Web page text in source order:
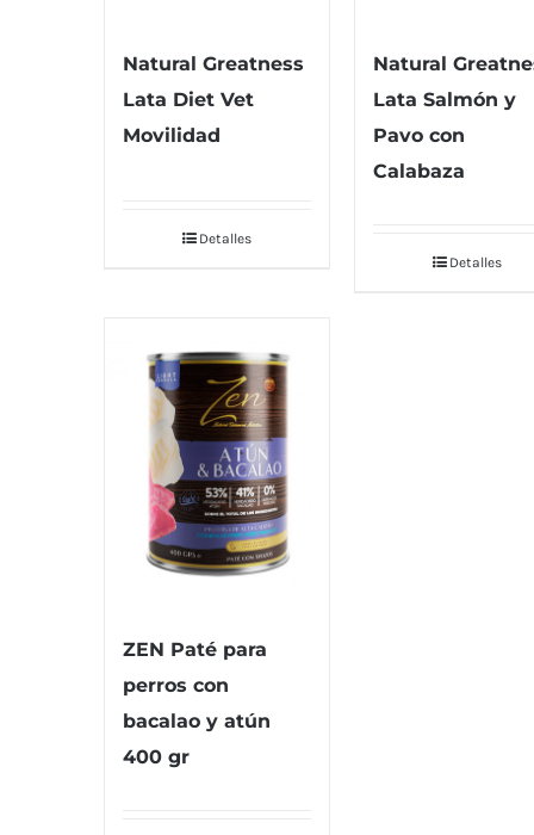
Natural Greatness
Lata Diet Vet
Movilidad
Detalles
Natural
Lata Salmón y
Pavo con
Calabaza
Detalles
ZEN Paté para
perros con
bacalao y atún
400 gr